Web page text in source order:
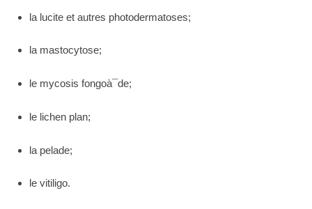
la lucite et autres photodermatoses;
la mastocytose;
le mycosis fongoà¯de;
le lichen plan;
la pelade;
le vitiligo.